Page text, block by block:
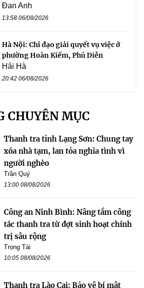
Đan Anh
13:58 06/08/2026
Hà Nội: Chỉ đạo giải quyết vụ việc ở
phường Hoàn Kiếm, Phú Diễn
Hải Hà
20:42 06/08/2026
CHUYÊN MỤC
Thanh tra tỉnh Lạng Sơn: Chung tay
xóa nhà tạm, lan tỏa nghĩa tình vì
người nghèo
Trần Quý
13:00 08/08/2026
Công an Ninh Bình: Nâng tầm công
tác thanh tra từ đợt sinh hoạt chính
trị sâu rộng
Trọng Tài
10:05 08/08/2026
Thanh tra Lào Cai: Bảo vệ bí mật